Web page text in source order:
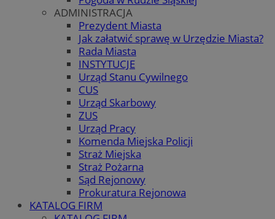
ADMINISTRACJA
Prezydent Miasta
Jak załatwić sprawę w Urzędzie Miasta?
Rada Miasta
INSTYTUCJE
Urząd Stanu Cywilnego
CUS
Urząd Skarbowy
ZUS
Urząd Pracy
Komenda Miejska Policji
Straż Miejska
Straż Pożarna
Sąd Rejonowy
Prokuratura Rejonowa
KATALOG FIRM